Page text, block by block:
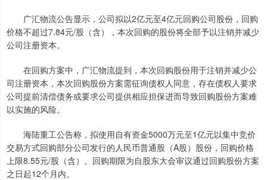
广汇物流公告显示，公司拟以2亿元至4亿元回购公司股份，回购
价格不超过7.84元/股（含），本次回购的股份将全部予以注销并减少
公司注册资本。
在回购方案中，广汇物流提到，本次回购股份用于注销并减少公
司注册资本，本次回购股份方案需征询债权人同意，存在债权人要求
公司提前清偿债务或要求公司提供相应担保进而导致回购股份方案难
以实施的风险。
海陆重工公告称，拟使用自有资金5000万元至1亿元以集中竞价
交易方式回购部分公司发行的人民币普通股（A股）股份，回购价格
上限8.55元/股（含）。回购期限为自股东大会审议通过回购股份方案
之日起12个月内。